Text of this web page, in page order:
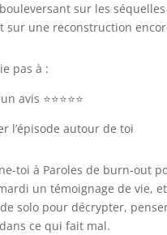
sur les
sur une reconstruction
pas à :
avis ⭐⭐⭐⭐⭐
l’épisode autour de toi
toi à Paroles de burn-out
un témoignage de vie,
solo pour décrypter,
ce qui fait mal.